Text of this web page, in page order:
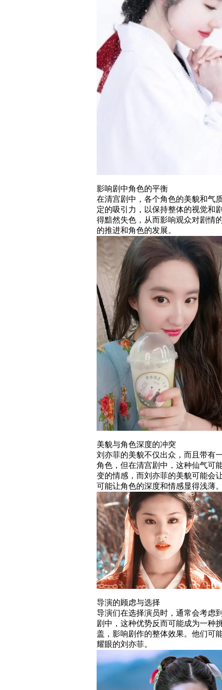
影响剧中角色的平衡
在清宫剧中，各个角色的美貌和气
定的吸引力，以保持整体的视觉和
得黯然失色，从而影响观众对剧情
的推进和角色的发展。
美貌与角色深度的冲突
刘亦菲的美貌不仅出众，而且带有
角色，但在清宫剧中，这种仙气可
变的情感，而刘亦菲的美貌可能会
可能让角色的深度和情感显得浅薄
导演的顾虑与选择
导演们在选择演员时，通常会考虑
剧中，这种优势反而可能成为一种
盖，影响剧作的整体效果。他们可
耀眼的刘亦菲。